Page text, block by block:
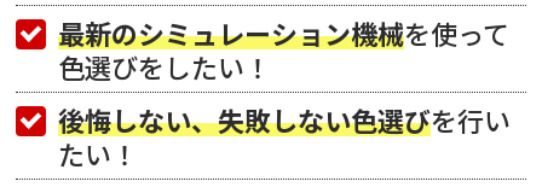
最新のシミュレーション機械を使って
色選びをしたい！
後悔しない、失敗しない色選びを行い
たい！